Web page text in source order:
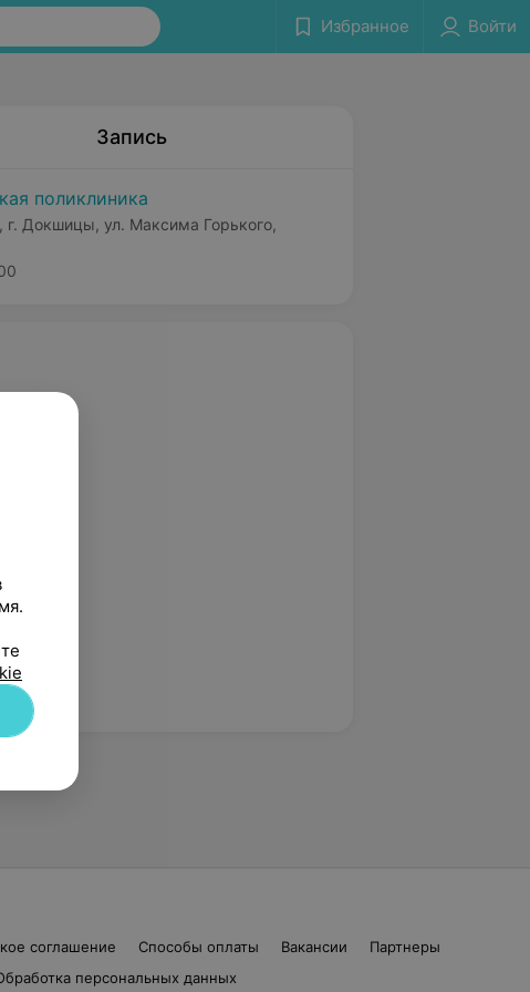
Избранное Войти
Запись
поликлиника
г. Докшицы, ул. Максима Горького,
соглашение Способы оплаты Вакансии
Партнеры
персональных данных